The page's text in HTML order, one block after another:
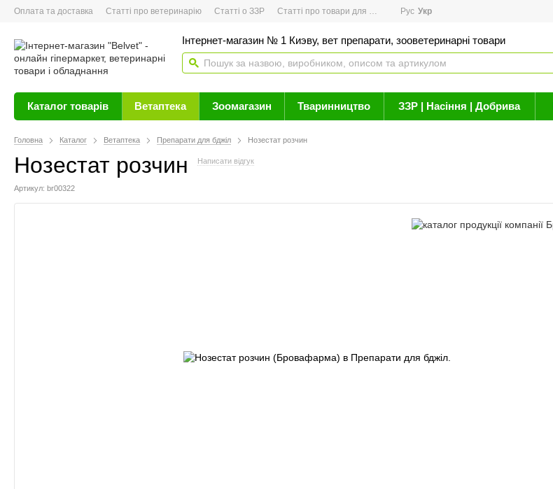
Оплата та доставка Статті про ветеринарію Статті о ЗЗР Статті про товари для здоров'я Новини
Рус Укр
Інтернет-магазин № 1 Киэву, вет препарати, зооветеринарні товари
Каталог товарів Ветаптека Зоомагазин Тваринництво ЗЗР | Насіння | Добрива
Головна Каталог Ветаптека Препарати для бджіл Нозестат розчин
Нозестат розчин Написати відгук
Артикул: br00322